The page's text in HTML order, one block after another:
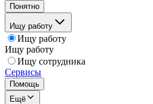
Понятно
Ищу работу
Ищу работу
Ищу работу
Ищу сотрудника
Сервисы
Помощь
Ещё